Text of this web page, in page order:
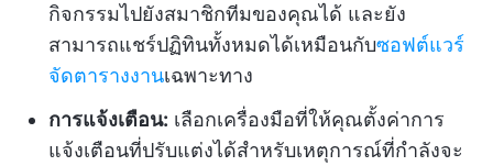
กิจกรรมไปยังสมาชิกทีมของคุณได้ และยัง
สามารถแชร์ปฏิทินทั้งหมดได้เหมือนกับซอฟต์แวร์
จัดตารางงานเฉพาะทาง
การแจ้งเตือน: เลือกเครื่องมือที่ให้คุณตั้งค่าการ
แจ้งเตือนที่ปรับแต่งได้สำหรับเหตุการณ์ที่กำลังจะ